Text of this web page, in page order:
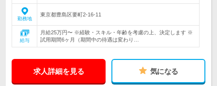
勤務地
東京都豊島区要町2-16-11
給与
月給25万円〜 ※経験・スキル・年齢を考慮の上、決定します ※
試用期間6ヶ月（期間中の待遇は変わり…
求人詳細を見る 気になる